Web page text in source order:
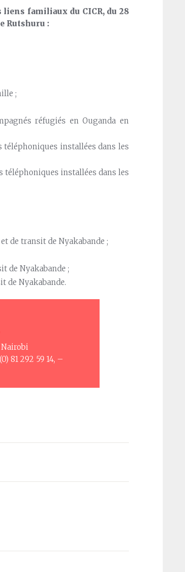
familiaux du CICR, du 28
Rutshuru :
;
réfugiés en Ouganda en
installées dans les
téléphoniques installées dans les
de transit de Nyakabande ;
de Nyakabande ;
de Nyakabande.
Nairobi
81 292 59 14, –